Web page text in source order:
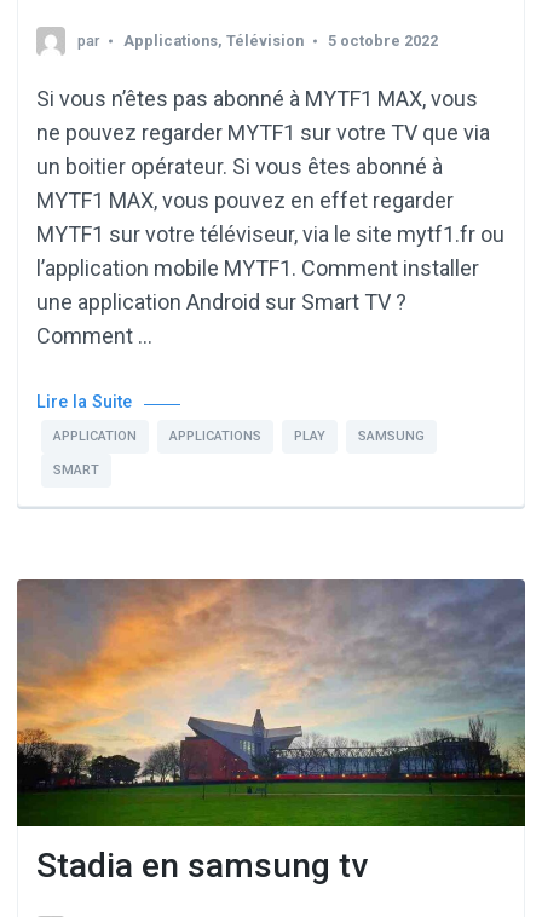
par Applications, Télévision 5 octobre 2022
Si vous n’êtes pas abonné à MYTF1 MAX, vous
ne pouvez regarder MYTF1 sur votre TV que via
un boitier opérateur. Si vous êtes abonné à
MYTF1 MAX, vous pouvez en effet regarder
MYTF1 sur votre téléviseur, via le site mytf1.fr ou
l’application mobile MYTF1. Comment installer
une application Android sur Smart TV ?
Comment …
Lire la Suite
APPLICATION APPLICATIONS PLAY SAMSUNG
SMART
Stadia en samsung tv